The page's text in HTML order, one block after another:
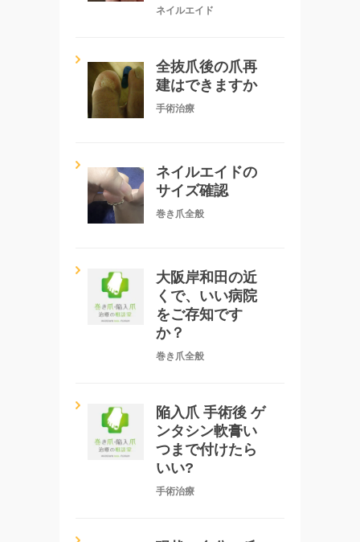
ネイルエイド
全抜爪後の爪再
建はできますか
手術治療
ネイルエイドの
サイズ確認
巻き爪全般
大阪岸和田の近
くで、いい病院
をご存知です
か？
巻き爪全般
陥入爪 手術後 ゲ
ンタシン軟膏い
つまで付けたら
いい?
手術治療